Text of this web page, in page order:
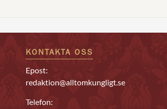
KONTAKTA OSS
Epost:
redaktion@alltomkungligt.se
Telefon: